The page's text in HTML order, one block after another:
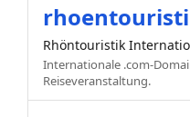
Rhöntouristik
Internationale .com-
Reiseveranstaltung.